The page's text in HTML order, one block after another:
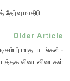
மாதிரி
Older Article
மாத பாடங்கள் -
புத்தக வினா விடைகள்